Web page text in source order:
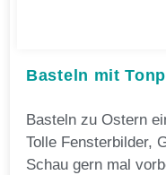
Basteln mit
Basteln zu Ostern
Tolle Fensterbilder,
Schau gern mal